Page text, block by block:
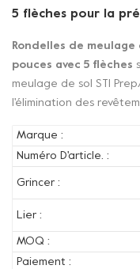
5 flèches pour la
Rondelles de
pouces avec 5 flèches
meulage de sol STI
l'élimination des
Marque :
Numéro D'article. :
Grincer :
Lier :
MOQ :
Paiement :